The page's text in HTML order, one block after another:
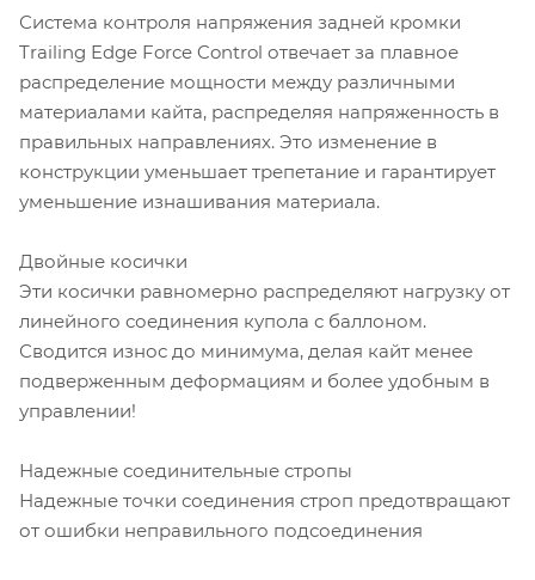
Система контроля напряжения задней кромки
Trailing Edge Force Control отвечает за плавное
распределение мощности между различными
материалами кайта, распределяя напряженность в
правильных направлениях. Это изменение в
конструкции уменьшает трепетание и гарантирует
уменьшение изнашивания материала.
Двойные косички
Эти косички равномерно распределяют нагрузку от
линейного соединения купола с баллоном.
Сводится износ до минимума, делая кайт менее
подверженным деформациям и более удобным в
управлении!
Надежные соединительные стропы
Надежные точки соединения строп предотвращают
от ошибки неправильного подсоединения